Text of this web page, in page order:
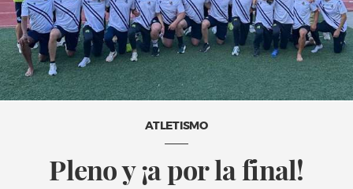
ATLETISMO
Pleno y ¡a por la final!